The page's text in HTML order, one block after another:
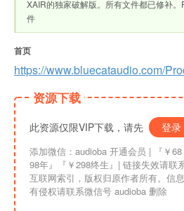
XAIR的独家破解版。所有文件都已修补
件
首页
https://www.bluecataudio.com/
资源下载
此资源仅限VIP下载，请先 登录
添加微信：audioba 开通会员 | 『￥68 月』 『￥98季度』『￥1
98年』『￥298终生』| 链接失效请联系更换。资讯信息均来自
互联网索引，版权归原作者所有。信
有侵权请联系微信号 audioba 删除